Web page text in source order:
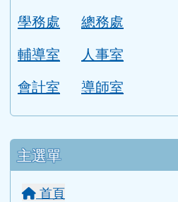
學務處
總務處
輔導室
人事室
會計室
導師室
主選單
首頁